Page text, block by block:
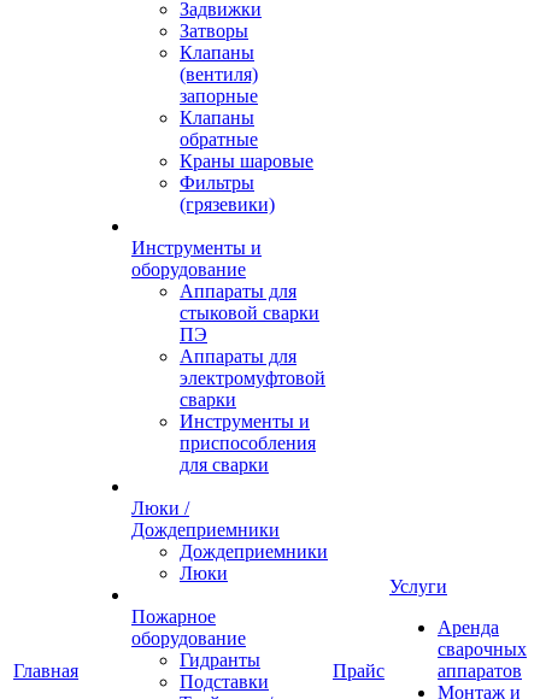
Главная
Задвижки
Затворы
Клапаны
(вентиля)
запорные
Клапаны
обратные
Краны шаровые
Фильтры
(грязевики)
Инструменты и
оборудование
Аппараты для
стыковой сварки
ПЭ
Аппараты для
электромуфтовой
сварки
Инструменты и
приспособления
для сварки
Люки /
Дождеприемники
Дождеприемники
Люки
Пожарное
оборудование
Гидранты
Подставки
Прайс
Услуги
Аренда
сварочных
аппаратов
Монтаж и